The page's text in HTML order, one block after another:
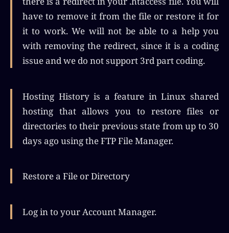
have to remove it from the file or restore it for
it to work. We will not be able to a help you
with removing the redirect, since it is a coding
issue and we do not support 3rd part coding.
Hosting History is a feature in Linux shared
hosting that allows you to restore files or
directories to their previous state from up to 30
days ago using the FTP File Manager.
Restore a File or Directory
Log in to your Account Manager.